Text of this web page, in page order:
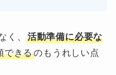
く、
活動準備に必要な
できるのもうれしい点